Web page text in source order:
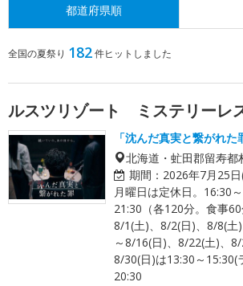
都道府県順
全国の夏祭り 182件ヒットしました
ルスツリゾート ミステリーレ
「沈んだ真実と繋がれた
北海道・虻田郡留寿都
期間： 2026年7月25
月曜日は定休日。16:30
21:30（各120分。食事60
8/1(土)、8/2(日)、8/8(土
～8/16(日)、8/22(土)、8/
8/30(日)は13:30～15:30(
20:30